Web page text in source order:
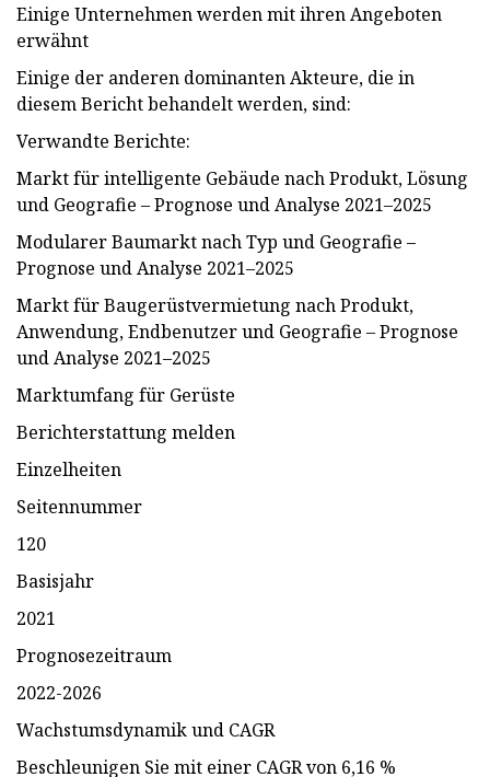
Einige Unternehmen werden mit ihren Angeboten
erwähnt
Einige der anderen dominanten Akteure, die in
diesem Bericht behandelt werden, sind:
Verwandte Berichte:
Markt für intelligente Gebäude nach Produkt, Lösung
und Geografie – Prognose und Analyse 2021–2025
Modularer Baumarkt nach Typ und Geografie –
Prognose und Analyse 2021–2025
Markt für Baugerüstvermietung nach Produkt,
Anwendung, Endbenutzer und Geografie – Prognose
und Analyse 2021–2025
Marktumfang für Gerüste
Berichterstattung melden
Einzelheiten
Seitennummer
120
Basisjahr
2021
Prognosezeitraum
2022-2026
Wachstumsdynamik und CAGR
Beschleunigen Sie mit einer CAGR von 6,16 %